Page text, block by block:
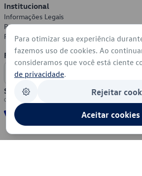
Institucional
Informações Legais
Política de Privacidade
Política de Cookies
Formas de Pagamento
Segurança
Para otimizar sua experiência
fazemos uso de cookies. Ao
consideramos que você está ciente
de privacidade.
Rejeitar
Aceitar cookies